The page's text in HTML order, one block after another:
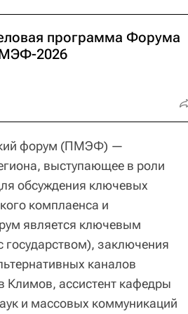
программа Форума
2026
форум (ПМЭФ) —
выступающее в роли
обсуждения ключевых
комплаенса и
является ключевым
государством), заключения
каналов
ассистент кафедры
и массовых коммуникаций